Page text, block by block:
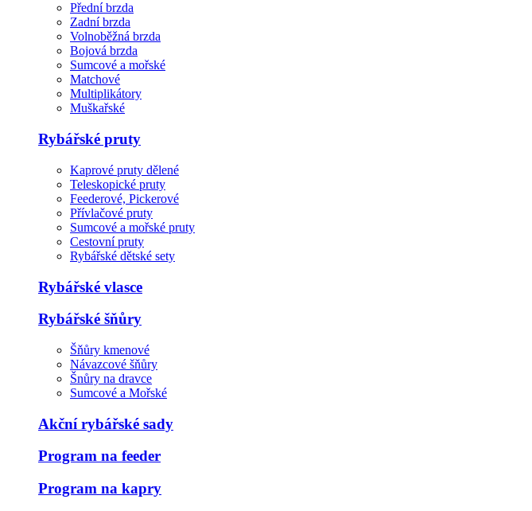
Přední brzda
Zadní brzda
Volnoběžná brzda
Bojová brzda
Sumcové a mořské
Matchové
Multiplikátory
Muškařské
Rybářské pruty
Kaprové pruty dělené
Teleskopické pruty
Feederové, Pickerové
Přívlačové pruty
Sumcové a mořské pruty
Cestovní pruty
Rybářské dětské sety
Rybářské vlasce
Rybářské šňůry
Šňůry kmenové
Návazcové šňůry
Šnůry na dravce
Sumcové a Mořské
Akční rybářské sady
Program na feeder
Program na kapry